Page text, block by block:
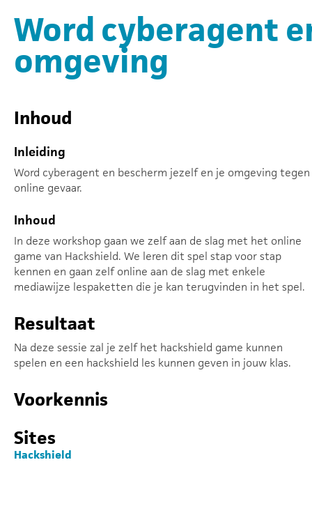
Word cyberagent
omgeving
Inhoud
Inleiding
Word cyberagent en bescherm jezelf en je omgeving tegen
online gevaar.
Inhoud
In deze workshop gaan we zelf aan de slag met het online
game van Hackshield. We leren dit spel stap voor stap
kennen en gaan zelf online aan de slag met enkele
mediawijze lespaketten die je kan terugvinden in het spel.
Resultaat
Na deze sessie zal je zelf het hackshield game kunnen
spelen en een hackshield les kunnen geven in jouw klas.
Voorkennis
Sites
Hackshield